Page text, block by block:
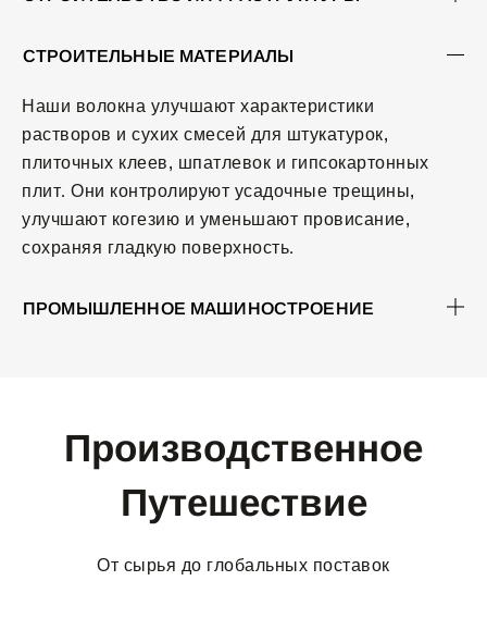
СТРОИТЕЛЬНЫЕ МАТЕРИАЛЫ
Наши волокна улучшают характеристики
растворов и сухих смесей для штукатурок,
плиточных клеев, шпатлевок и гипсокартонных
плит. Они контролируют усадочные трещины,
улучшают когезию и уменьшают провисание,
сохраняя гладкую поверхность.
ПРОМЫШЛЕННОЕ МАШИНОСТРОЕНИЕ
Производственное
Путешествие
От сырья до глобальных поставок